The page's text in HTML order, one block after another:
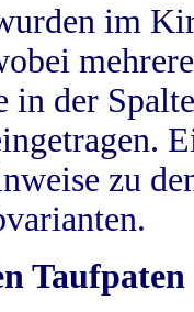
im
in der
zu
Taufpaten